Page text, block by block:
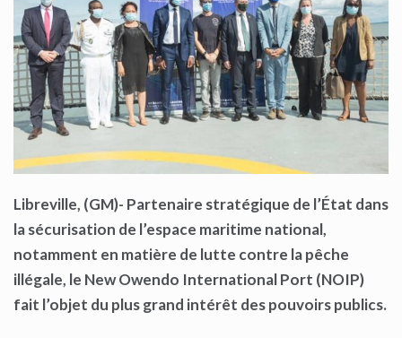
Libreville, (GM)- Partenaire stratégique de l’État dans
la sécurisation de l’espace maritime national,
notamment en matière de lutte contre la pêche
illégale, le New Owendo International Port (NOIP)
fait l’objet du plus grand intérêt des pouvoirs publics.